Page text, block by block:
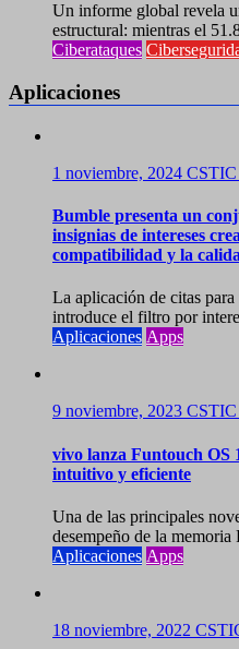
Un informe global revela
estructural: mientras el
Ciberataques
Aplicaciones
1 noviembre, 2024
Bumble presenta un
insignias de intereses
compatibilidad y la
La aplicación de citas
introduce el filtro por
Aplicaciones Apps
9 noviembre, 2023
vivo lanza Funtouch OS
intuitivo y eficiente
Una de las principales
desempeño de la
Aplicaciones Apps
18 noviembre, 2022